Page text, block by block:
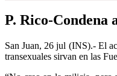
P. Rico-Condena
San Juan, 26 jul (INS).- El
transexuales sirvan en las